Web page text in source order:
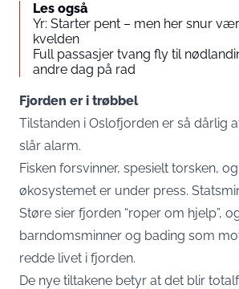
Les også
Yr: Starter pent – men her snur
kvelden
Full passasjer tvang fly til
andre dag på rad
Fjorden er i trøbbel
Tilstanden i Oslofjorden er så dårlig
slår alarm.
Fisken forsvinner, spesielt torsken,
økosystemet er under press.
Støre sier fjorden “roper om hjelp”,
barndomsminner og bading som
redde livet i fjorden.
De nye tiltakene betyr at det blir